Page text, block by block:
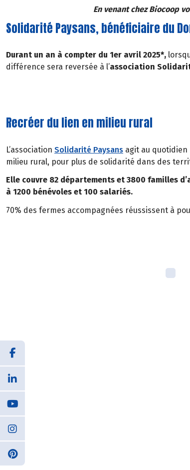
En venant chez Biocoop
Solidarité Paysans, bénéficiaire du
Durant un an à compter du 1er avril 2025*,
différence sera reversée à l’association
Recréer du lien en milieu rural
L’association Solidarité Paysans agit au quotidien
milieu rural, pour plus de solidarité dans des
Elle couvre 82 départements et 3800 familles
à 1200 bénévoles et 100 salariés.
70% des fermes accompagnées réussissent à